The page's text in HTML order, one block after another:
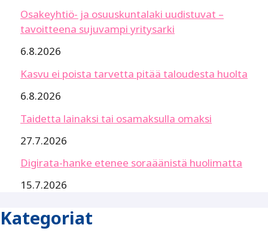
Osakeyhtiö- ja osuuskuntalaki uudistuvat –
tavoitteena sujuvampi yritysarki
6.8.2026
Kasvu ei poista tarvetta pitää taloudesta huolta
6.8.2026
Taidetta lainaksi tai osamaksulla omaksi
27.7.2026
Digirata-hanke etenee soraäänistä huolimatta
15.7.2026
Kategoriat